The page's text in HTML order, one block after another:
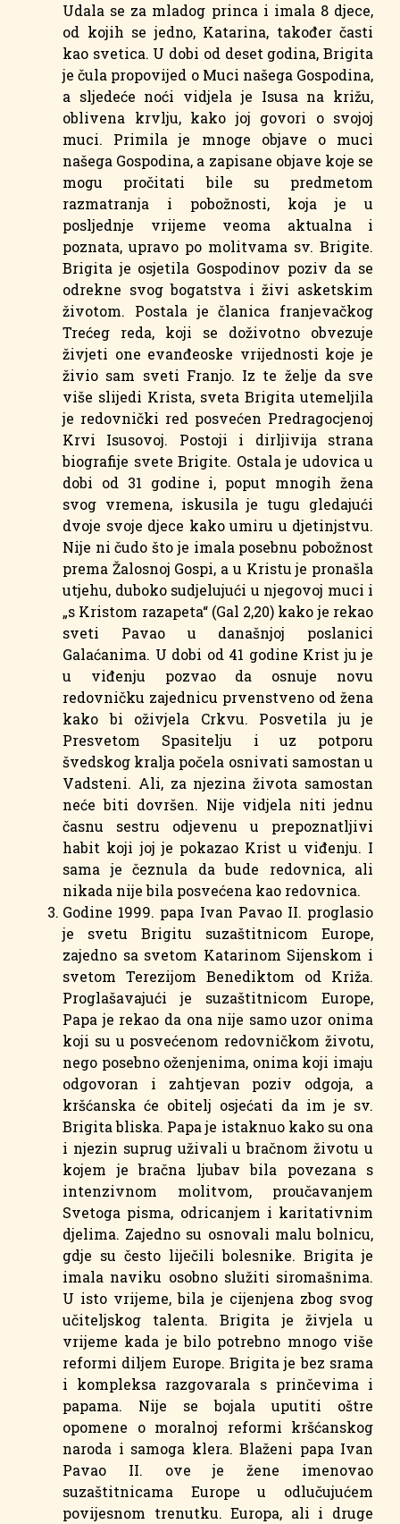
Udala se za mladog princa i imala 8 djece,
od kojih se jedno, Katarina, također časti
kao svetica. U dobi od deset godina, Brigita
je čula propovijed o Muci našega Gospodina,
a sljedeće noći vidjela je Isusa na križu,
oblivena krvlju, kako joj govori o svojoj
muci. Primila je mnoge objave o muci
našega Gospodina, a zapisane objave koje se
mogu pročitati bile su predmetom
razmatranja i pobožnosti, koja je u
posljednje vrijeme veoma aktualna i
poznata, upravo po molitvama sv. Brigite.
Brigita je osjetila Gospodinov poziv da se
odrekne svog bogatstva i živi asketskim
životom. Postala je članica franjevačkog
Trećeg reda, koji se doživotno obvezuje
živjeti one evanđeoske vrijednosti koje je
živio sam sveti Franjo. Iz te želje da sve
više slijedi Krista, sveta Brigita utemeljila
je redovnički red posvećen Predragocjenoj
Krvi Isusovoj. Postoji i dirljivija strana
biografije svete Brigite. Ostala je udovica u
dobi od 31 godine i, poput mnogih žena
svog vremena, iskusila je tugu gledajući
dvoje svoje djece kako umiru u djetinjstvu.
Nije ni čudo što je imala posebnu pobožnost
prema Žalosnoj Gospi, a u Kristu je pronašla
utjehu, duboko sudjelujući u njegovoj muci i
„s Kristom razapeta“ (Gal 2,20) kako je rekao
sveti Pavao u današnjoj poslanici
Galaćanima. U dobi od 41 godine Krist ju je
u viđenju pozvao da osnuje novu
redovničku zajednicu prvenstveno od žena
kako bi oživjela Crkvu. Posvetila ju je
Presvetom Spasitelju i uz potporu
švedskog kralja počela osnivati samostan u
Vadsteni. Ali, za njezina života samostan
neće biti dovršen. Nije vidjela niti jednu
časnu sestru odjevenu u prepoznatljivi
habit koji joj je pokazao Krist u viđenju. I
sama je čeznula da bude redovnica, ali
nikada nije bila posvećena kao redovnica.
Godine 1999. papa Ivan Pavao II. proglasio
je svetu Brigitu suzaštitnicom Europe,
zajedno sa svetom Katarinom Sijenskom i
svetom Terezijom Benediktom od Križa.
Proglašavajući je suzaštitnicom Europe,
Papa je rekao da ona nije samo uzor onima
koji su u posvećenom redovničkom životu,
nego posebno oženjenima, onima koji imaju
odgovoran i zahtjevan poziv odgoja, a
kršćanska će obitelj osjećati da im je sv.
Brigita bliska. Papa je istaknuo kako su ona
i njezin suprug uživali u bračnom životu u
kojem je bračna ljubav bila povezana s
intenzivnom molitvom, proučavanjem
Svetoga pisma, odricanjem i karitativnim
djelima. Zajedno su osnovali malu bolnicu,
gdje su često liječili bolesnike. Brigita je
imala naviku osobno služiti siromašnima.
U isto vrijeme, bila je cijenjena zbog svog
učiteljskog talenta. Brigita je živjela u
vrijeme kada je bilo potrebno mnogo više
reformi diljem Europe. Brigita je bez srama
i kompleksa razgovarala s prinčevima i
papama. Nije se bojala uputiti oštre
opomene o moralnoj reformi kršćanskog
naroda i samoga klera. Blaženi papa Ivan
Pavao II. ove je žene imenovao
suzaštitnicama Europe u odlučujućem
povijesnom trenutku. Europa, ali i druge